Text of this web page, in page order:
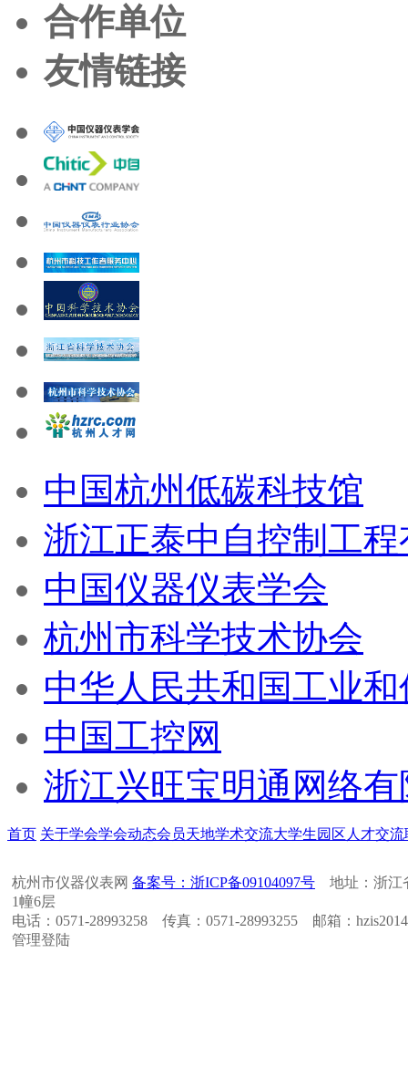
合作单位
友情链接
中国杭州低碳科技馆
浙江正泰中自控制工
中国仪器仪表学会
杭州市科学技术协会
中华人民共和国工业
中国工控网
浙江兴旺宝明通网络
首页 关于学会学会动态会员天地学术交流大学生园区 人才交流
杭州市仪器仪表网 备案号：浙ICP备09104097号 地址：浙江
1幢6层
电话：0571-28993258 传真：0571-28993255 邮箱：
管理登陆